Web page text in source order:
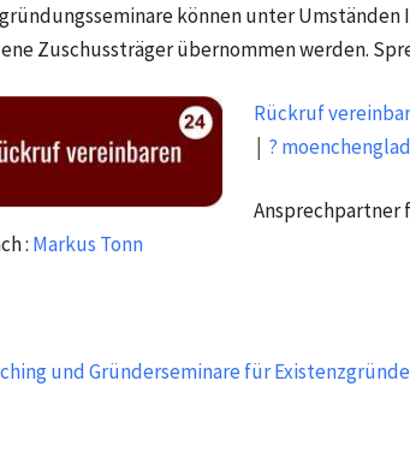
können unter
Zuschussträger übernommen werden.
Rückruf
￨ ?
Ansprechpartner
: Markus Tonn
und Gründerseminare für